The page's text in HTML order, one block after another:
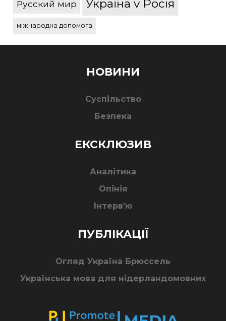
Русский мир Україна v Росія
міжнародна допомога
НОВИНИ
Суспільство
Безпека
ЕКСКЛЮЗИВ
Аналітика
Опінія
Інтерв’ю
ПУБЛІКАЦІЇ
Огляд Україна Брюссель
Українська мова для нідерландомовних